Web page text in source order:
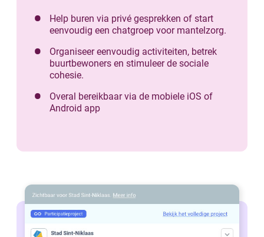
Help buren via privé gesprekken of start
eenvoudig een chatgroep voor mantelzorg.
Organiseer eenvoudig activiteiten, betrek
buurtbewoners en stimuleer de sociale
cohesie.
Overal bereikbaar via de mobiele iOS of
Android app